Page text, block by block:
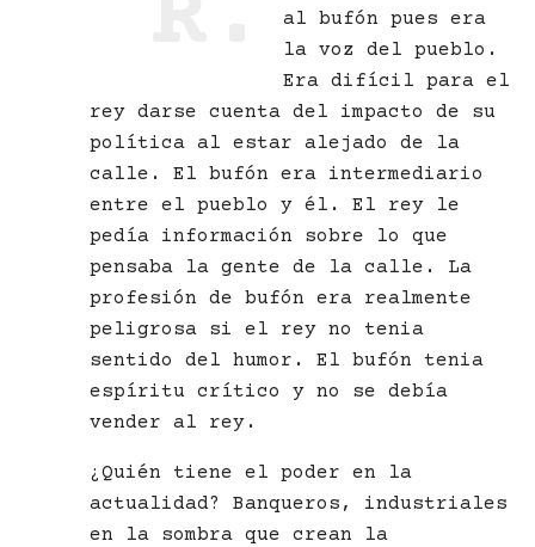
al bufón pues era
la voz del pueblo.
Era difícil para el
rey darse cuenta del impacto de su
política al estar alejado de la
calle. El bufón era intermediario
entre el pueblo y él. El rey le
pedía información sobre lo que
pensaba la gente de la calle. La
profesión de bufón era realmente
peligrosa si el rey no tenia
sentido del humor. El bufón tenia
espíritu crítico y no se debía
vender al rey.
¿Quién tiene el poder en la
actualidad? Banqueros, industriales
en la sombra que crean la